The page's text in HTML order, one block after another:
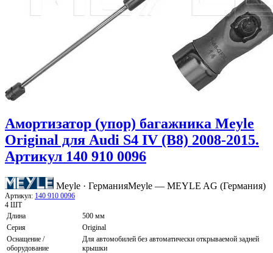
Амортизатор (упор) багажника Meyle
Original для Audi S4 IV (B8) 2008-2015.
Артикул 140 910 0096
Meyle · ГерманияMeyle — MEYLE AG (Германия)
Артикул: 140 910 0096
4 ШТ
Длина
500 мм
Серия
Original
Оснащение /
оборудование
Для автомобилей без автоматически открываемой задней
крышки